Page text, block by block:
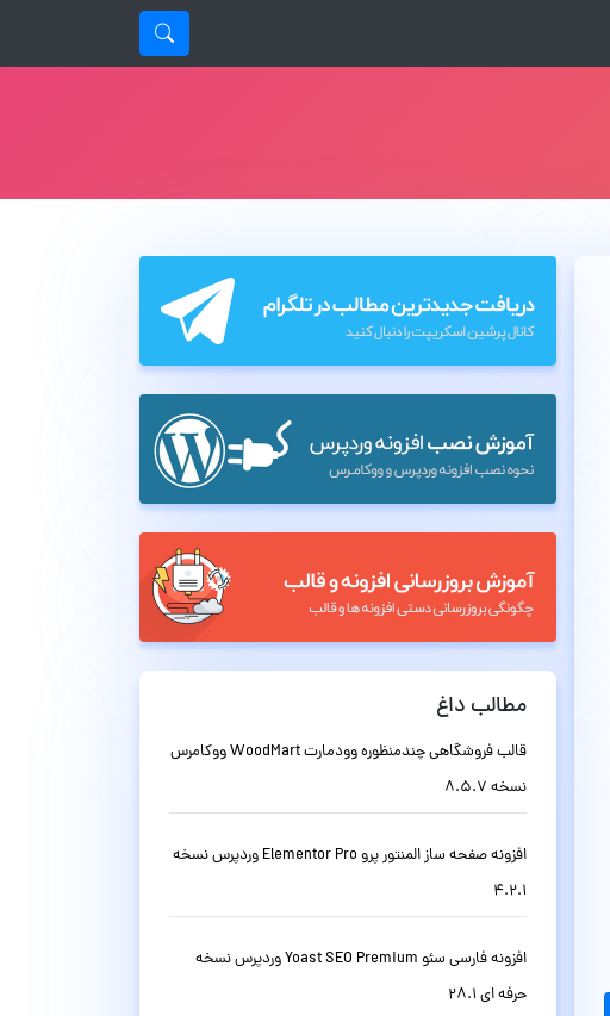
مطالب داغ
قالب فروشگاهی چندمنظوره وودمارت WoodMart ووکامرس
نسخه 8.5.7
افزونه صفحه ساز المنتور پرو Elementor Pro وردپرس نسخه
4.2.1
افزونه فارسی سئو Yoast SEO Premium وردپرس نسخه
حرفه ای 28.1